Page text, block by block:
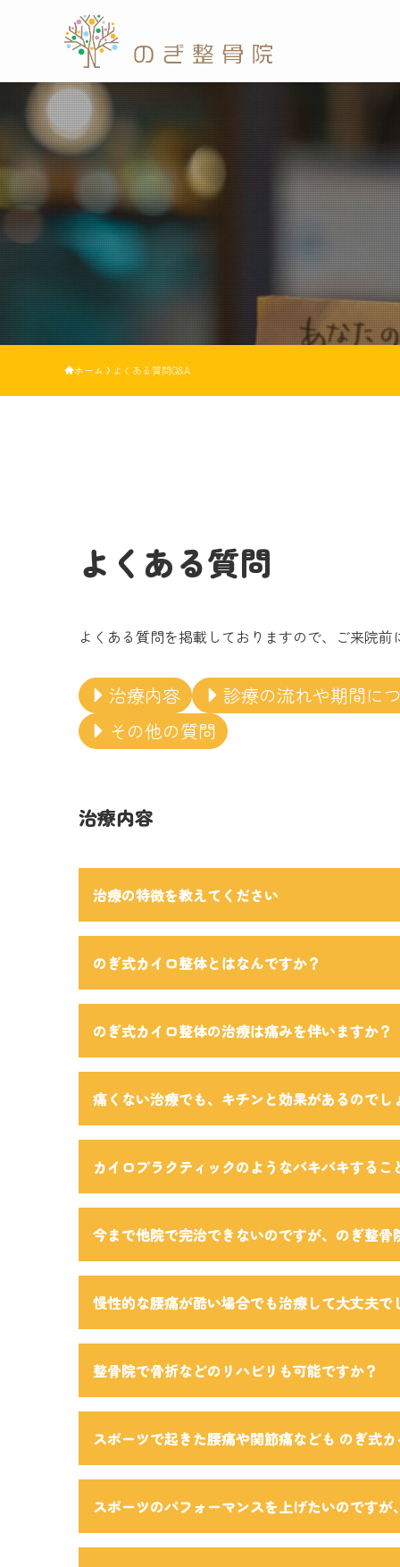
ホーム よくある質問Q&A
よくある質問
よくある質問を掲載しておりますので、ご来院
治療内容 診療の流れや期間に
その他の質問
治療内容
治療の特徴を教えてください
のぎ式カイロ整体とはなんですか？
のぎ式カイロ整体の治療は痛みを伴いますか？
痛くない治療でも、キチンと効果があるのでし
カイロプラクティックのようなバキバキするこ
今まで他院で完治できないのですが、のぎ整骨
慢性的な腰痛が酷い場合でも治療して大丈夫で
整骨院で骨折などのリハビリも可能ですか？
スポーツで起きた腰痛や関節痛なども のぎ式
スポーツのパフォーマンスを上げたいのですが